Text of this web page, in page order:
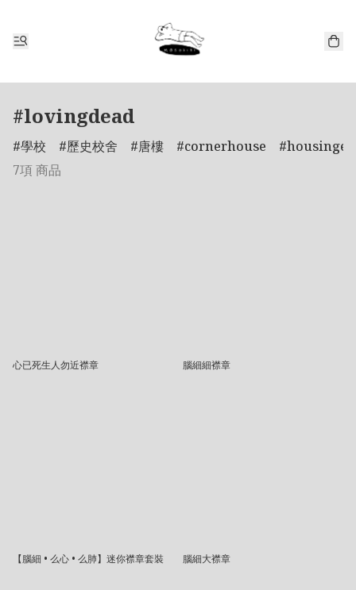
#lovingdead
學校 歷史校舍 唐樓 cornerhouse
7項 商品
心已死生人勿近襟章 腦細細襟章
【腦細 • 么心 • 么肺】迷你襟章套裝 腦細大襟章